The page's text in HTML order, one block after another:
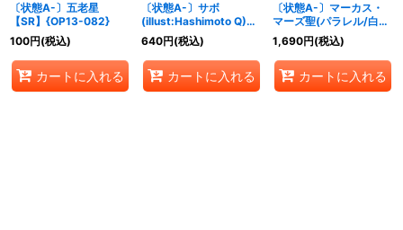
〔状態A-〕五老星
【SR】{OP13-082}
100円(税込)
カートに入れる
〔状態A-〕サボ
(illust:Hashimoto Q)
【SEC】{OP13-120}
640円(税込)
カートに入れる
〔状態A-〕マーカス・
マーズ聖(パラレル/白文
字/illust:Gege
Akutami)【R/P】
{OP13-091}
1,690円(税込)
カートに入れる